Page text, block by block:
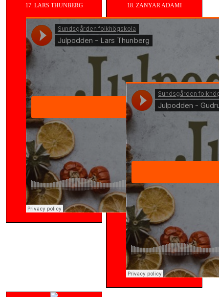
17. LARS THUNBERG 18. ZANYAR ADAMI
https://soundcloud.com/
zanyar-adami-1